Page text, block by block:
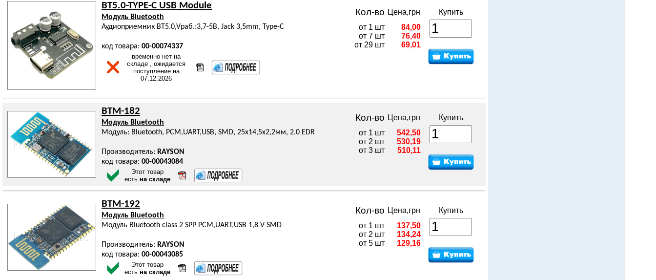
BT5.0-TYPE-C USB Module
Модуль Bluetooth
Аудиоприемник BT5.0,Vраб.:3,7-5В, Jack 3,5mm, Type-C
код товара: 00-00074337
временно нет на
складе , ожидается
поступление на
07.12.2026
Кол-во Цена,грн
Купить
от 1 шт
от 7 шт
от 29 шт
84,00
76,40
69,01
BTM-182
Модуль Bluetooth
Модуль: Bluetooth, PCM,UART,USB, SMD, 25x14,5x2,2мм, 2.0 EDR
Производитель: RAYSON
код товара: 00-00043084
Этот товар
есть на складе
Кол-во Цена,грн
Купить
от 1 шт
от 2 шт
от 3 шт
542,50
530,19
510,11
BTM-192
Модуль Bluetooth
Модуль Bluetooth class 2 SPP PCM,UART,USB 1,8 V SMD
Производитель: RAYSON
код товара: 00-00043085
Этот товар
есть на складе
Кол-во Цена,грн
Купить
от 1 шт
от 2 шт
от 5 шт
137,50
134,24
129,16